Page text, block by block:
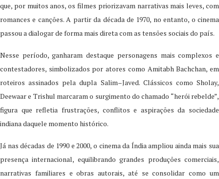
que, por muitos anos, os filmes priorizavam narrativas mais leves, com
romances e canções. A partir da década de 1970, no entanto, o cinema
passou a dialogar de forma mais direta com as tensões sociais do país.
Nesse período, ganharam destaque personagens mais complexos e
contestadores, simbolizados por atores como Amitabh Bachchan, em
roteiros assinados pela dupla Salim–Javed. Clássicos como Sholay,
Deewaar e Trishul marcaram o surgimento do chamado “herói rebelde”,
figura que refletia frustrações, conflitos e aspirações da sociedade
indiana daquele momento histórico.
Já nas décadas de 1990 e 2000, o cinema da Índia ampliou ainda mais sua
presença internacional, equilibrando grandes produções comerciais,
narrativas familiares e obras autorais, até se consolidar como um